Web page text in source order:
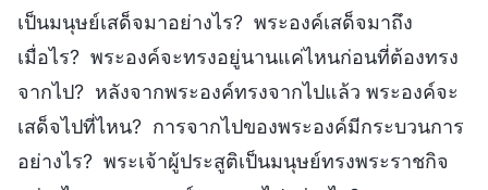
เป็นมนุษย์เสด็จมาอย่างไร? พระองค์เสด็จมาถึง
เมื่อไร? พระองค์จะทรงอยู่นานแค่ไหนก่อนที่ต้องทรง
จากไป? หลังจากพระองค์ทรงจากไปแล้ว พระองค์จะ
เสด็จไปที่ไหน? การจากไปของพระองค์มีกระบวนการ
อย่างไร? พระเจ้าผู้ประสูติเป็นมนุษย์ทรงพระราชกิจ